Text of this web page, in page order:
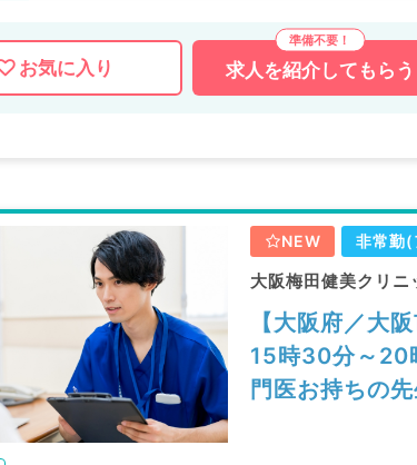
お気に入り 求人を紹介してもらう
NEW 非常勤(
大阪梅田健美クリニ
【大阪府／大
15時30分～20
門医お持ちの